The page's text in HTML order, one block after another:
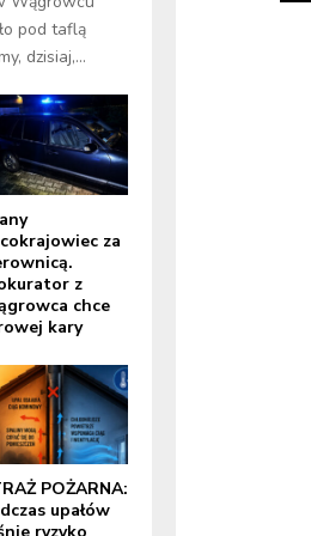
pod taflą
dzisiaj,...
za
z
chce
kary
POŻARNA:
upałów